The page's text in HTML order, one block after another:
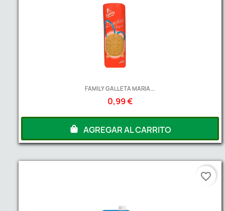
FAMILY GALLETA MARIA...
0,99 €
AGREGAR AL CARRITO
favorite_border